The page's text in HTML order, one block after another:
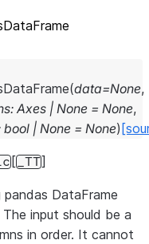
(data=None,
: Axes | None = None,
bool | None = None)
[_TT]
DataFrame
input should be a
in order. It cannot